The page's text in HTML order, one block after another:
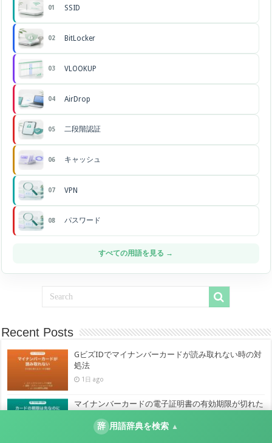
01 SSID
02 BitLocker
03 VLOOKUP
04 AirDrop
05 二段階認証
06 キャッシュ
07 VPN
08 パスワード
すべての用語を見る →
Recent Posts
GビズIDでマイナンバーカードが読み取れない時の対
処法
1日 ago
マイナンバーカードの電子証明書の有効期限が切れた
1日 ago
辞 用語辞典を検索 ▲